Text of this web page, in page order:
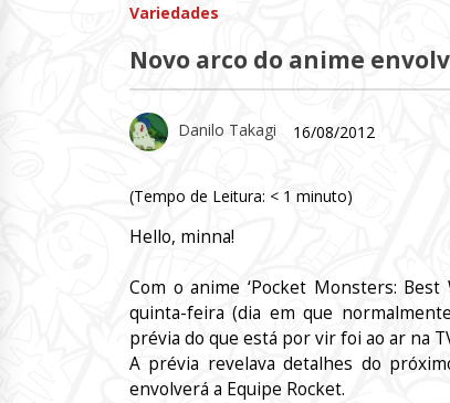
Variedades
Novo arco do anime
Danilo Takagi 16/08/2012
(Tempo de Leitura: < 1 minuto)
Hello, minna!
Com o anime ‘Pocket Monsters:
quinta-feira (dia em que
prévia do que está por vir foi ao ar na
A prévia revelava detalhes do
envolverá a Equipe Rocket.